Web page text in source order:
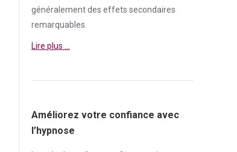
généralement des effets secondaires
remarquables.
Lire plus …
Améliorez votre confiance avec
l’hypnose